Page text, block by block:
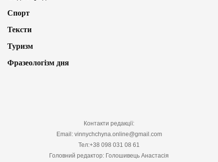
Спорт
Тексти
Туризм
Фразеологізм дня
Контакти редакції:
Email: vinnychchyna.online@gmail.com
Тел:+38 098 031 08 61
Головний редактор: Голошивець Анастасія